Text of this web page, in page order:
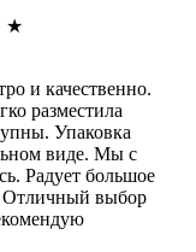
★
и качественно.
разместила
Упаковка
виде. Мы с
Радует большое
Отличный выбор